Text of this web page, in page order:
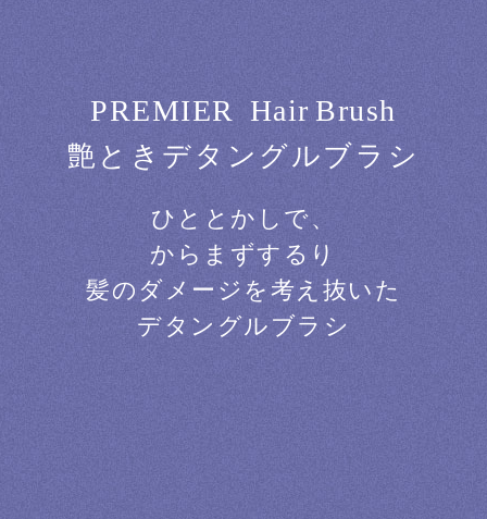
PREMIER Hair Brush
艶ときデタングルブラシ
ひととかしで、
からまずするり
髪のダメージを考え抜いた
デタングルブラシ